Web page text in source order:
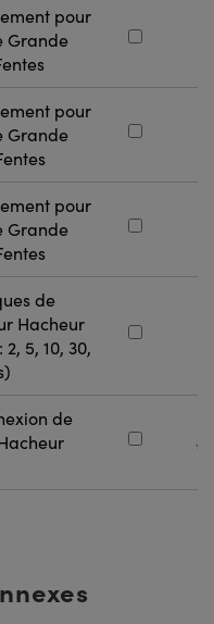
pour
Grande
pour
Grande
pour
Grande
de
Hacheur
5, 10, 30,
de